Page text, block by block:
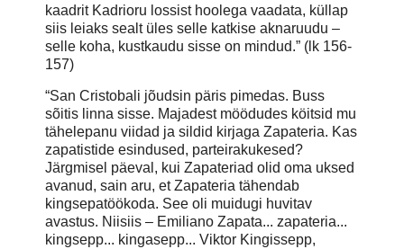
kaadrit Kadrioru lossist hoolega vaadata, küllap
siis leiaks sealt üles selle katkise aknaruudu –
selle koha, kustkaudu sisse on mindud.” (lk 156-
157)
“San Cristobali jõudsin päris pimedas. Buss
sõitis linna sisse. Majadest möödudes köitsid mu
tähelepanu viidad ja sildid kirjaga Zapateria. Kas
zapatistide esindused, parteirakukesed?
Järgmisel päeval, kui Zapateriad olid oma uksed
avanud, sain aru, et Zapateria tähendab
kingsepatöökoda. See oli muidugi huvitav
avastus. Niisiis – Emiliano Zapata... zapateria...
kingsepp... kingasepp... Viktor Kingissepp,